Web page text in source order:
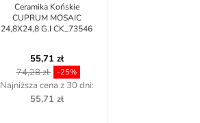
Ceramika Końskie
CUPRUM MOSAIC
24,8X24,8 G.I CK_73546
55,71 zł
74,28 zł
-25%
Najniższa cena z 30 dni:
55,71 zł